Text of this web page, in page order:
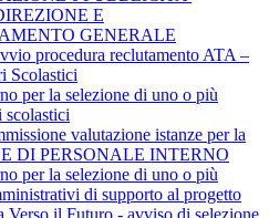
E
GENERALE
procedura reclutamento ATA –
Scolastici
per la selezione di uno o più
scolastici
valutazione istanze per la
DI PERSONALE INTERNO
per la selezione di uno o più
di supporto al progetto